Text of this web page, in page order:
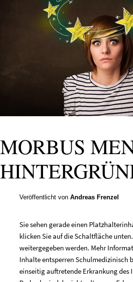
MORBUS
Veröffentlicht von Andreas Frenzel
Sie sehen gerade einen
klicken Sie auf die Schaltfläche
weitergegeben werden. Mehr
Inhalte entsperren Schulmedizinisch
einseitig auftretende Erkrankung